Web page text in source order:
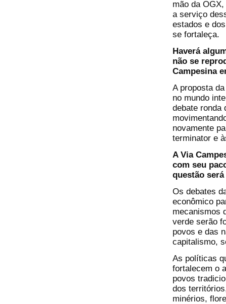
mão da
a serviço
estados e
se fortaleça.
Haverá
não se
Campesina
A proposta
no mundo
debate ronda
novamente
terminator e
A Via
com seu
questão
Os debates
econômico
mecanismos
verde serão
povos e das
capitalismo,
As políticas
fortalecem o
povos
dos
minérios,